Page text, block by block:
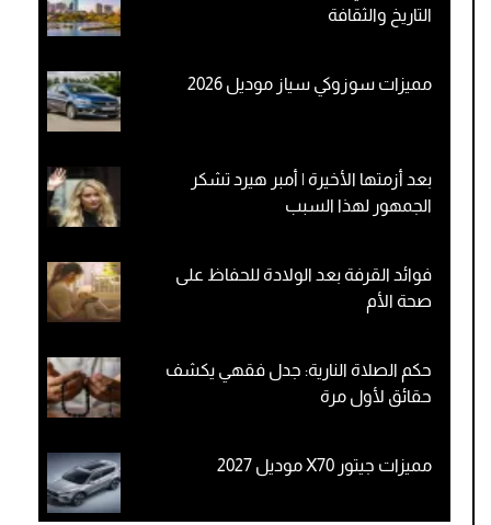
التاريخ والثقافة
مميزات سوزوكي سياز موديل 2026
بعد أزمتها الأخيرة | أمبر هيرد تشكر
الجمهور لهذا السبب
فوائد القرفة بعد الولادة للحفاظ على
صحة الأم
حكم الصلاة النارية: جدل فقهي يكشف
حقائق لأول مرة
مميزات جيتور X70 موديل 2027